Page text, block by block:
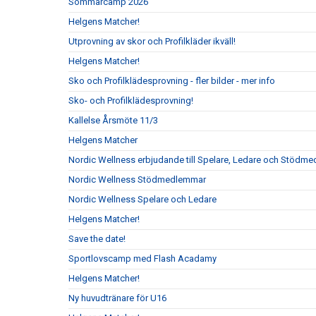
Helgens Matcher!
Utprovning av skor och Profilkläder ikväll!
Helgens Matcher!
Sko och Profilklädesprovning - fler bilder - mer info
Sko- och Profilklädesprovning!
Kallelse Årsmöte 11/3
Helgens Matcher
Nordic Wellness erbjudande till Spelare, Ledare och
Nordic Wellness Stödmedlemmar
Nordic Wellness Spelare och Ledare
Helgens Matcher!
Save the date!
Sportlovscamp med Flash Acadamy
Helgens Matcher!
Ny huvudtränare för U16